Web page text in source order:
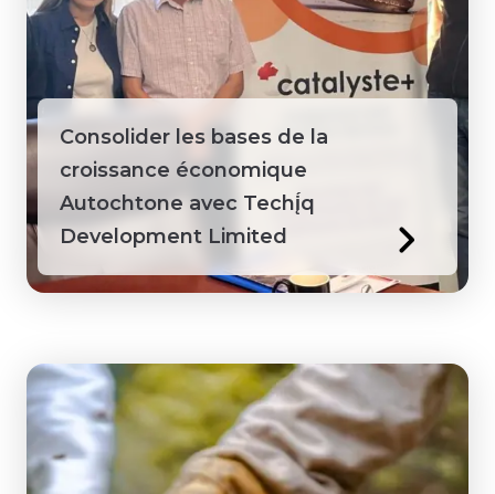
Consolider les bases de la
croissance économique
Autochtone avec Techį́q
Development Limited